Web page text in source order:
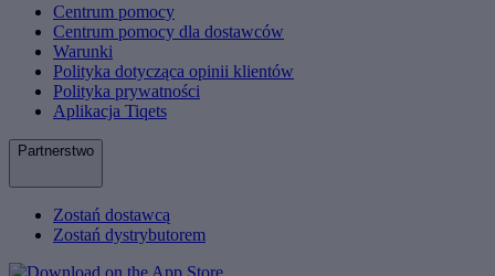
Centrum pomocy
Centrum pomocy dla dostawców
Warunki
Polityka dotycząca opinii klientów
Polityka prywatności
Aplikacja Tiqets
Partnerstwo
Zostań dostawcą
Zostań dystrybutorem